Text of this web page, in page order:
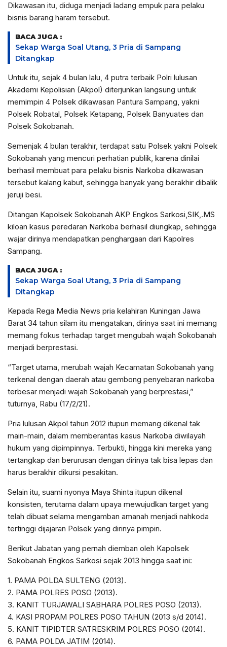
Dikawasan itu, diduga menjadi ladang empuk para pelaku
bisnis barang haram tersebut.
BACA JUGA :
Sekap Warga Soal Utang, 3 Pria di Sampang
Ditangkap
Untuk itu, sejak 4 bulan lalu, 4 putra terbaik Polri lulusan
Akademi Kepolisian (Akpol) diterjunkan langsung untuk
memimpin 4 Polsek dikawasan Pantura Sampang, yakni
Polsek Robatal, Polsek Ketapang, Polsek Banyuates dan
Polsek Sokobanah.
Semenjak 4 bulan terakhir, terdapat satu Polsek yakni Polsek
Sokobanah yang mencuri perhatian publik, karena dinilai
berhasil membuat para pelaku bisnis Narkoba dikawasan
tersebut kalang kabut, sehingga banyak yang berakhir dibalik
jeruji besi.
Ditangan Kapolsek Sokobanah AKP Engkos Sarkosi,SIK,.MS
kiloan kasus peredaran Narkoba berhasil diungkap, sehingga
wajar dirinya mendapatkan penghargaan dari Kapolres
Sampang.
BACA JUGA :
Sekap Warga Soal Utang, 3 Pria di Sampang
Ditangkap
Kepada Rega Media News pria kelahiran Kuningan Jawa
Barat 34 tahun silam itu mengatakan, dirinya saat ini memang
memang fokus terhadap target mengubah wajah Sokobanah
menjadi berprestasi.
“Target utama, merubah wajah Kecamatan Sokobanah yang
terkenal dengan daerah atau gembong penyebaran narkoba
terbesar menjadi wajah Sokobanah yang berprestasi,”
tuturnya, Rabu (17/2/21).
Pria lulusan Akpol tahun 2012 itupun memang dikenal tak
main-main, dalam memberantas kasus Narkoba diwilayah
hukum yang dipimpinnya. Terbukti, hingga kini mereka yang
tertangkap dan berurusan dengan dirinya tak bisa lepas dan
harus berakhir dikursi pesakitan.
Selain itu, suami nyonya Maya Shinta itupun dikenal
konsisten, terutama dalam upaya mewujudkan target yang
telah dibuat selama mengamban amanah menjadi nahkoda
tertinggi dijajaran Polsek yang dirinya pimpin.
Berikut Jabatan yang pernah diemban oleh Kapolsek
Sokobanah Engkos Sarkosi sejak 2013 hingga saat ini:
1. PAMA POLDA SULTENG (2013).
2. PAMA POLRES POSO (2013).
3. KANIT TURJAWALI SABHARA POLRES POSO (2013).
4. KASI PROPAM POLRES POSO TAHUN (2013 s/d 2014).
5. KANIT TIPIDTER SATRESKRIM POLRES POSO (2014).
6. PAMA POLDA JATIM (2014).